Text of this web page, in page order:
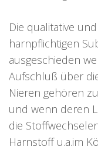
Die qualitative
harnpflichtigen
ausgeschieden
Aufschluß über
Nieren gehören
und wenn deren
die
Harnstoff u.a.im